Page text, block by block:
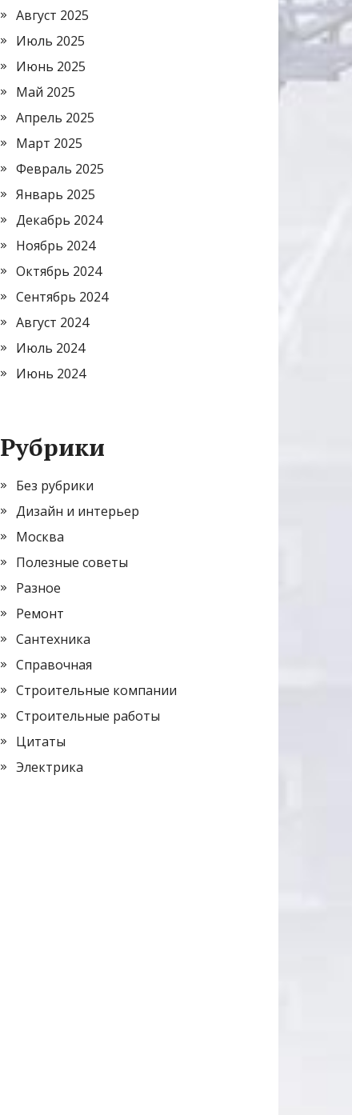
Август 2025
Июль 2025
Июнь 2025
Май 2025
Апрель 2025
Март 2025
Февраль 2025
Январь 2025
Декабрь 2024
Ноябрь 2024
Октябрь 2024
Сентябрь 2024
Август 2024
Июль 2024
Июнь 2024
Рубрики
Без рубрики
Дизайн и интерьер
Москва
Полезные советы
Разное
Ремонт
Сантехника
Справочная
Строительные компании
Строительные работы
Цитаты
Электрика